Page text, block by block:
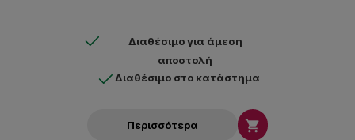
Διαθέσιμο για άμεση
αποστολή
Διαθέσιμο στο κατάστημα
Περισσότερα 